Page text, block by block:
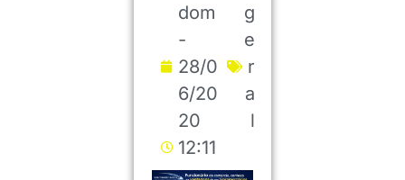
dom
-
28/0
6/20
20
12:11
g
e
r
a
l